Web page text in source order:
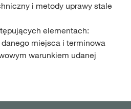
i metody uprawy stale
elementach:
miejsca i terminowa
warunkiem udanej